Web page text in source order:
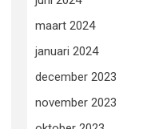
maart 2024
januari 2024
december 2023
november 2023